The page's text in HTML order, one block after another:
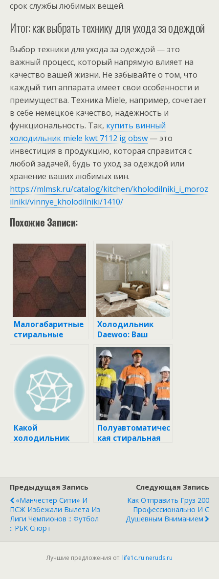
срок службы любимых вещей.
Итог: как выбрать технику для ухода за одеждой
Выбор техники для ухода за одеждой — это
важный процесс, который напрямую влияет на
качество вашей жизни. Не забывайте о том, что
каждый тип аппарата имеет свои особенности и
преимущества. Техника Miele, например, сочетает
в себе немецкое качество, надежность и
функциональность. Так, купить винный
холодильник miele kwt 7112 ig obsw — это
инвестиция в продукцию, которая справится с
любой задачей, будь то уход за одеждой или
хранение ваших любимых вин.
https://mlmsk.ru/catalog/kitchen/kholodilniki_i_moroz
ilniki/vinnye_kholodilniki/1410/
Похожие Записи:
Малогабаритные
стиральные
раковину:
Удобство и стиль
в одном решении
Холодильник
Daewoo: Ваш
Надежный
Партнер по
Хранению
Продуктов
Какой
холодильник
Полуавтоматичес
кая стиральная
Предыдущая Запись
«Манчестер Сити» И
ПСЖ Избежали Вылета Из
Лиги Чемпионов :: Футбол
:: РБК Спорт
Следующая Запись
Как Отправить Груз 200
Профессионально И С
Душевным Вниманием
Лучшие предложения от: life1c.ru neruds.ru